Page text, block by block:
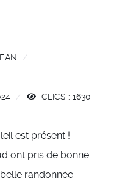
CLICS : 1630
est présent !
ont pris de bonne
randonnée